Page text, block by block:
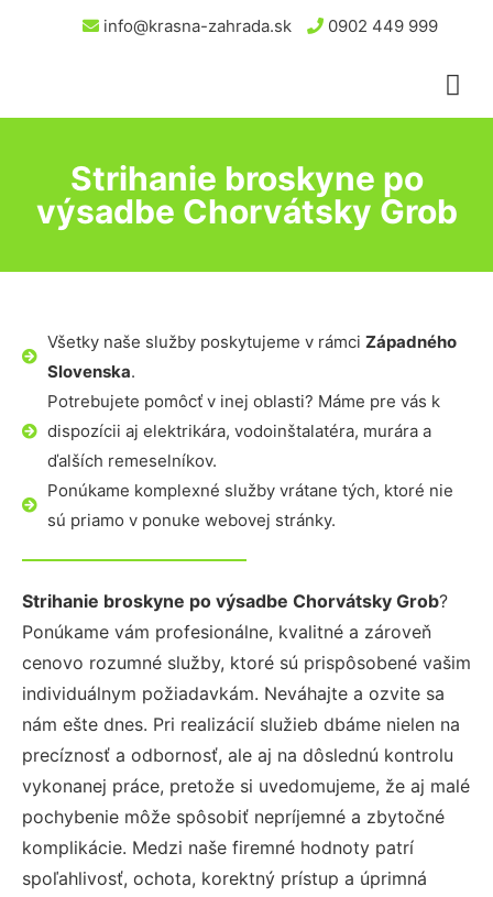
info@krasna-zahrada.sk 0902 449 999
Strihanie broskyne po
výsadbe Chorvátsky Grob
Všetky naše služby poskytujeme v rámci Západného
Slovenska.
Potrebujete pomôcť v inej oblasti? Máme pre vás k
dispozícii aj elektrikára, vodoinštalatéra, murára a
ďalších remeselníkov.
Ponúkame komplexné služby vrátane tých, ktoré nie
sú priamo v ponuke webovej stránky.
Strihanie broskyne po výsadbe Chorvátsky Grob?
Ponúkame vám profesionálne, kvalitné a zároveň
cenovo rozumné služby, ktoré sú prispôsobené vašim
individuálnym požiadavkám. Neváhajte a ozvite sa
nám ešte dnes. Pri realizácií služieb dbáme nielen na
precíznosť a odbornosť, ale aj na dôslednú kontrolu
vykonanej práce, pretože si uvedomujeme, že aj malé
pochybenie môže spôsobiť nepríjemné a zbytočné
komplikácie. Medzi naše firemné hodnoty patrí
spoľahlivosť, ochota, korektný prístup a úprimná